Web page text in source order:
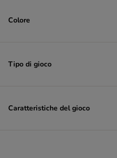
Colore
Tipo di gioco
Caratteristiche del gioco